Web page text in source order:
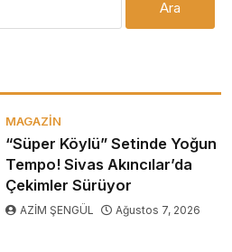
MAGAZIN
“Süper Köylü” Setinde Yoğun
Tempo! Sivas Akıncılar’da
Çekimler Sürüyor
AZİM ŞENGÜL Ağustos 7, 2026